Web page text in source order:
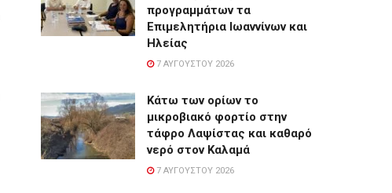
προγραμμάτων τα
Επιμελητήρια Ιωαννίνων και
Ηλείας
7 ΑΥΓΟΎΣΤΟΥ 2026
Κάτω των ορίων το
μικροβιακό φορτίο στην
τάφρο Λαψίστας και καθαρό
νερό στον Καλαμά
7 ΑΥΓΟΎΣΤΟΥ 2026